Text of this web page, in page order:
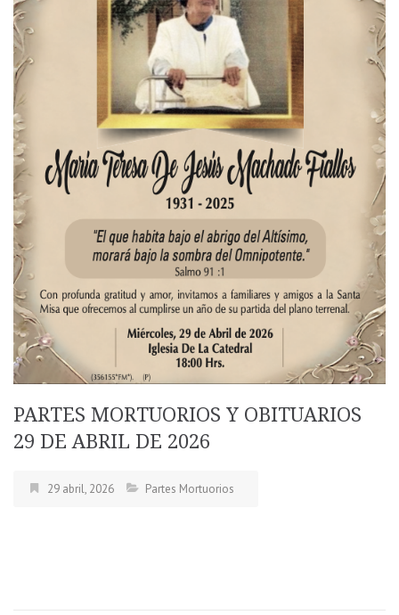
PARTES MORTUORIOS Y OBITUARIOS
29 DE ABRIL DE 2026
29 abril, 2026 Partes Mortuorios